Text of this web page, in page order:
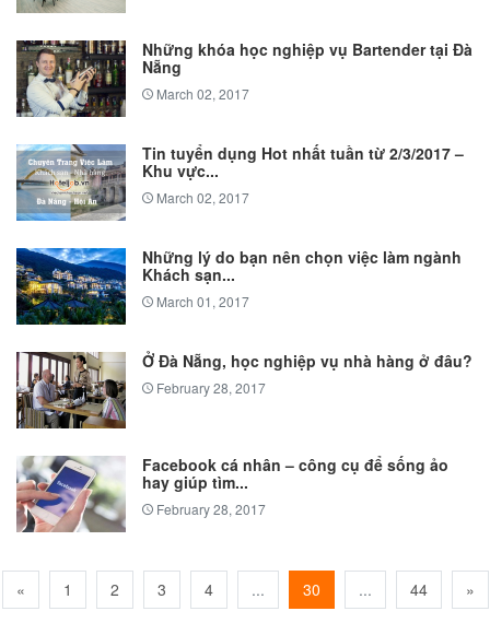
Những khóa học nghiệp vụ Bartender tại Đà
Nẵng
March 02, 2017
Tin tuyển dụng Hot nhất tuần từ 2/3/2017 –
Khu vực...
March 02, 2017
Những lý do bạn nên chọn việc làm ngành
Khách sạn...
March 01, 2017
Ở Đà Nẵng, học nghiệp vụ nhà hàng ở đâu?
February 28, 2017
Facebook cá nhân – công cụ để sống ảo
hay giúp tìm...
February 28, 2017
« 1 2 3 4 ... 30 ... 44 »